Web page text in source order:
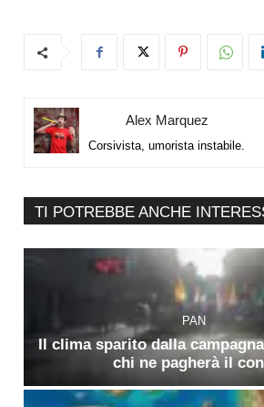
Alex Marquez
Corsivista, umorista instabile.
TI POTREBBE ANCHE
PAN
Il clima sparito dalla
chi ne pagherà il